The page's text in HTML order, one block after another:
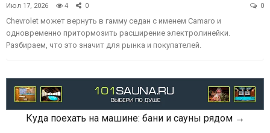
Июл 17, 2026 4 0 0
Chevrolet может вернуть в гамму седан с именем Camaro и
одновременно притормозить расширение электролинейки.
Разбираем, что это значит для рынка и покупателей.
Куда поехать на машине: бани и сауны рядом →